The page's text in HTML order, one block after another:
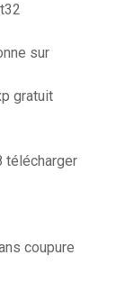
sur
gratuit
télécharger
coupure